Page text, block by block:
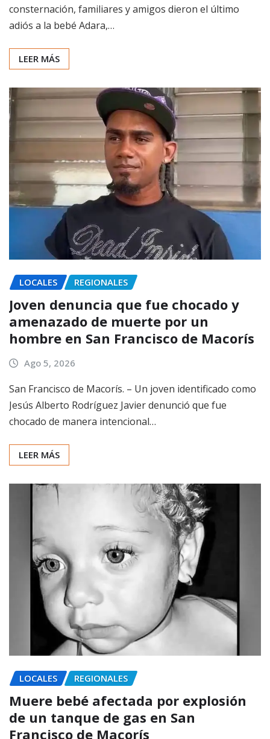
consternación, familiares y amigos dieron el último
adiós a la bebé Adara,…
LEER MÁS
LOCALES REGIONALES
Joven denuncia que fue chocado y
amenazado de muerte por un
hombre en San Francisco de Macorís
Ago 5, 2026
San Francisco de Macorís. – Un joven identificado como
Jesús Alberto Rodríguez Javier denunció que fue
chocado de manera intencional…
LEER MÁS
LOCALES REGIONALES
Muere bebé afectada por explosión
de un tanque de gas en San
Francisco de Macorís